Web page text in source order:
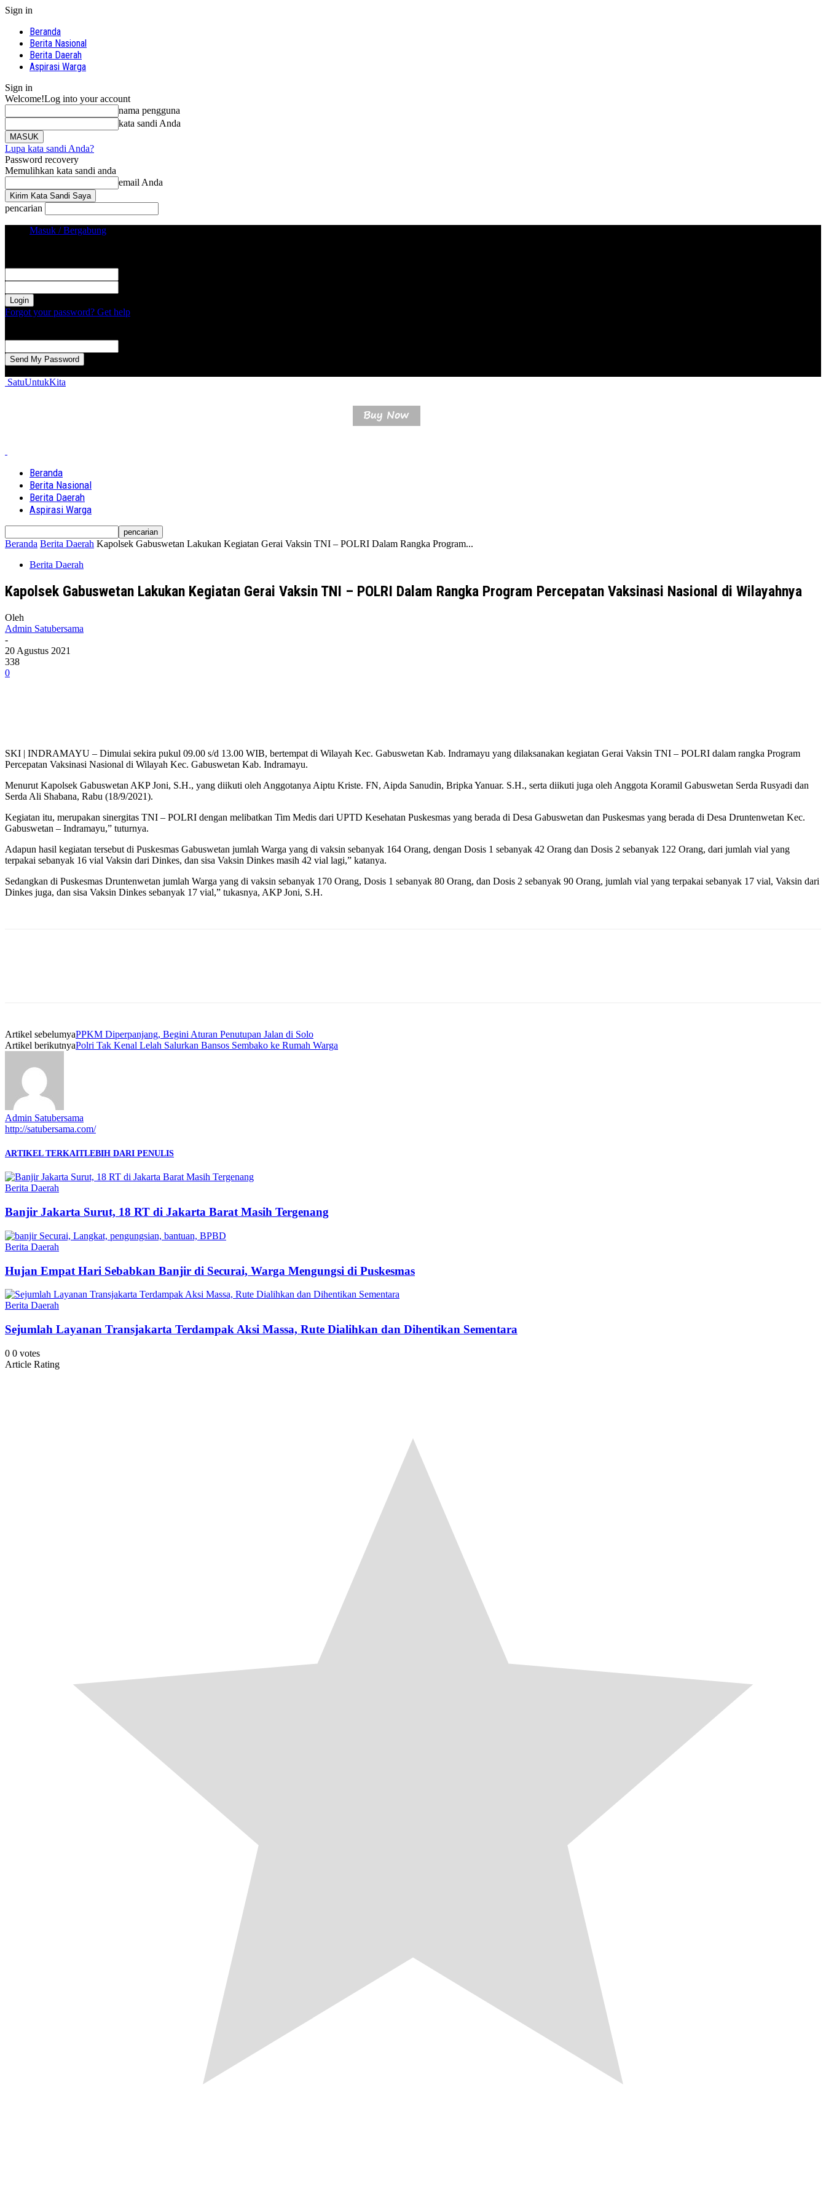
Sign in
Beranda
Berita Nasional
Berita Daerah
Aspirasi Warga
Sign in
Welcome!Log into your account
nama pengguna
kata sandi Anda
Lupa kata sandi Anda?
Password recovery
Memulihkan kata sandi anda
email Anda
pencarian
Masuk / Bergabung
Forgot your password? Get help
SatuUntukKita
Beranda
Berita Nasional
Berita Daerah
Aspirasi Warga
Beranda Berita Daerah Kapolsek Gabuswetan Lakukan Kegiatan Gerai Vaksin TNI – POLRI Dalam Rangka Program...
Berita Daerah
Kapolsek Gabuswetan Lakukan Kegiatan Gerai Vaksin TNI – POLRI Dalam Rangka Program Percepatan Vaksinasi Nasional di Wilayahnya
Oleh
Admin Satubersama
-
20 Agustus 2021
338
0
SKI | INDRAMAYU – Dimulai sekira pukul 09.00 s/d 13.00 WIB, bertempat di Wilayah Kec. Gabuswetan Kab. Indramayu yang dilaksanakan kegiatan Gerai Vaksin TNI – POLRI dalam rangka Program
Percepatan Vaksinasi Nasional di Wilayah Kec. Gabuswetan Kab. Indramayu.
Menurut Kapolsek Gabuswetan AKP Joni, S.H., yang diikuti oleh Anggotanya Aiptu Kriste. FN, Aipda Sanudin, Bripka Yanuar. S.H., serta diikuti juga oleh Anggota Koramil Gabuswetan Serda Rusyadi dan
Serda Ali Shabana, Rabu (18/9/2021).
Kegiatan itu, merupakan sinergitas TNI – POLRI dengan melibatkan Tim Medis dari UPTD Kesehatan Puskesmas yang berada di Desa Gabuswetan dan Puskesmas yang berada di Desa Druntenwetan Kec.
Gabuswetan – Indramayu,” tuturnya.
Adapun hasil kegiatan tersebut di Puskesmas Gabuswetan jumlah Warga yang di vaksin sebanyak 164 Orang, dengan Dosis 1 sebanyak 42 Orang dan Dosis 2 sebanyak 122 Orang, dari jumlah vial yang
terpakai sebanyak 16 vial Vaksin dari Dinkes, dan sisa Vaksin Dinkes masih 42 vial lagi,” katanya.
Sedangkan di Puskesmas Druntenwetan jumlah Warga yang di vaksin sebanyak 170 Orang, Dosis 1 sebanyak 80 Orang, dan Dosis 2 sebanyak 90 Orang, jumlah vial yang terpakai sebanyak 17 vial, Vaksin dari
Dinkes juga, dan sisa Vaksin Dinkes sebanyak 17 vial,” tukasnya, AKP Joni, S.H.
Artikel sebelumyaPPKM Diperpanjang, Begini Aturan Penutupan Jalan di Solo
Artikel berikutnyaPolri Tak Kenal Lelah Salurkan Bansos Sembako ke Rumah Warga
Admin Satubersama
http://satubersama.com/
ARTIKEL TERKAITLEBIH DARI PENULIS
Berita Daerah
Banjir Jakarta Surut, 18 RT di Jakarta Barat Masih Tergenang
Berita Daerah
Hujan Empat Hari Sebabkan Banjir di Securai, Warga Mengungsi di Puskesmas
Berita Daerah
Sejumlah Layanan Transjakarta Terdampak Aksi Massa, Rute Dialihkan dan Dihentikan Sementara
0 0 votes
Article Rating